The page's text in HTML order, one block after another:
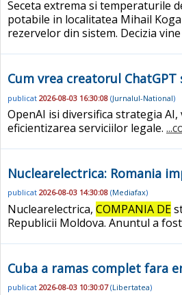
Seceta extrema si temperaturile
potabile in localitatea Mihail
rezervelor din sistem. Decizia
Cum vrea creatorul
publicat 2026-08-03 16:30:08 (Jurnalul-National)
OpenAI isi diversifica strategia
eficientizarea serviciilor legale.
Nuclearelectrica: Romania
publicat 2026-08-03 14:30:08 (Mediafax)
Nuclearelectrica, COMPANIA DE
Republicii Moldova. Anuntul a
Cuba a ramas complet fara
publicat 2026-08-03 10:30:07(Libertatea)